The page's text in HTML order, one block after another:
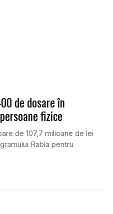
de dosare în
fizice
de 107,7 milioane de lei
Rabla pentru